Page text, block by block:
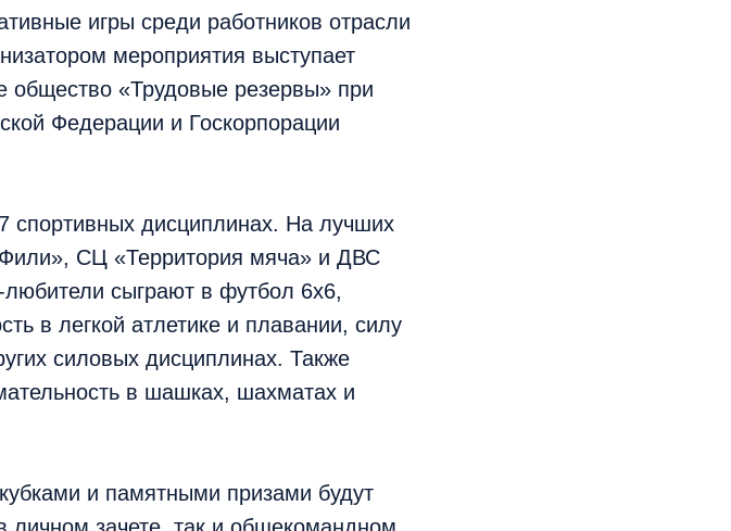
игры среди работников отрасли
мероприятия выступает
общество «Трудовые резервы» при
Федерации и Госкорпорации
спортивных дисциплинах. На лучших
СЦ «Территория мяча» и ДВС
сыграют в футбол 6х6,
в легкой атлетике и плавании, силу
силовых дисциплинах. Также
в шашках, шахматах и
и памятными призами будут